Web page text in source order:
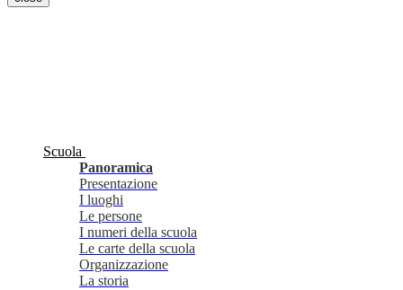
Scuola
Panoramica
Presentazione
I luoghi
Le persone
I numeri della scuola
Le carte della scuola
Organizzazione
La storia